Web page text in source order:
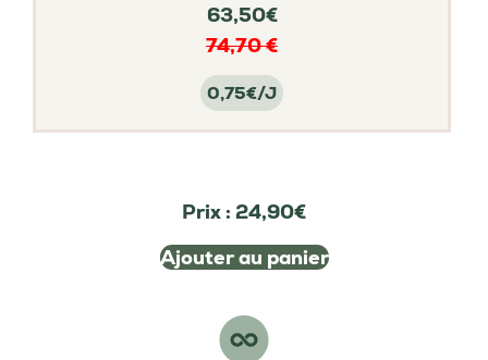
63,50€
74,70 €
0,75€/J
Prix : 24,90€
Ajouter au panier